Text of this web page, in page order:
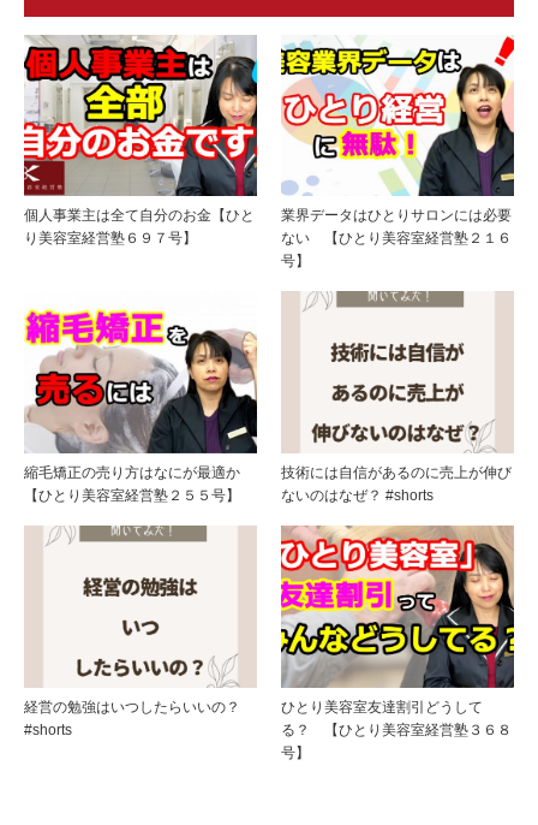
個人事業主は全て自分のお金【ひと
り美容室経営塾６９７号】
業界データはひとりサロンには必要
ない 【ひとり美容室経営塾２１６
号】
縮毛矯正の売り方はなにが最適か
【ひとり美容室経営塾２５５号】
技術には自信があるのに売上が伸び
ないのはなぜ？ #shorts
経営の勉強はいつしたらいいの？
#shorts
ひとり美容室友達割引どうして
る？ 【ひとり美容室経営塾３６８
号】